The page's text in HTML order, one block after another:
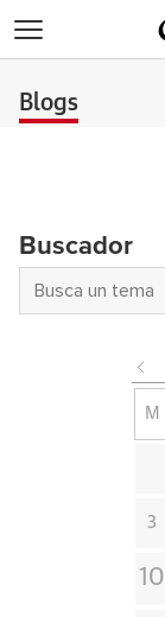
Blogs
Buscador
M
3
10